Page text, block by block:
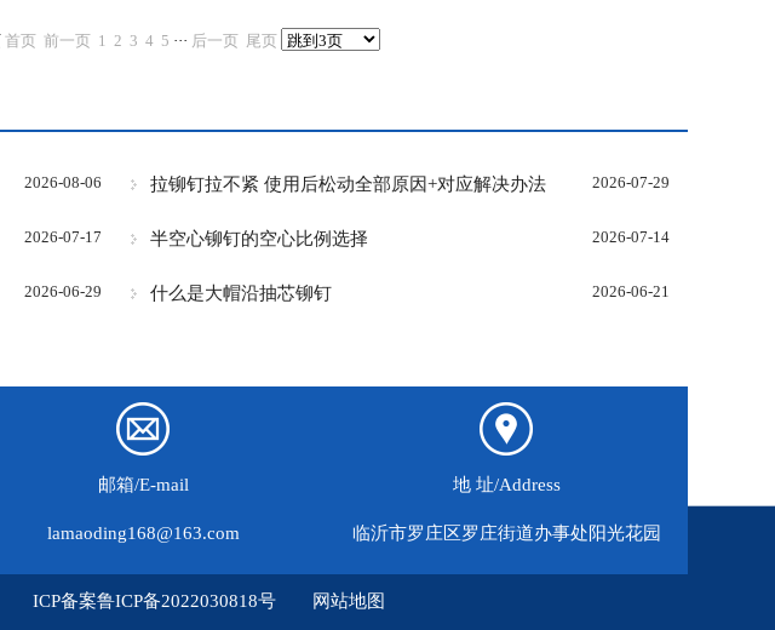
首页 前一页 1 2 3 4 5 ··· 后一页 尾页
2026-08-06 拉铆钉拉不紧 使用后松动全部原因+对应解决办法 2026-07-29
2026-07-17 半空心铆钉的空心比例选择 2026-07-14
2026-06-29 什么是大帽沿抽芯铆钉 2026-06-21
邮箱/E-mail
lamaoding168@163.com
地 址/Address
临沂市罗庄区罗庄街道办事处阳光花园
ICP备案鲁ICP备2022030818号 网站地图